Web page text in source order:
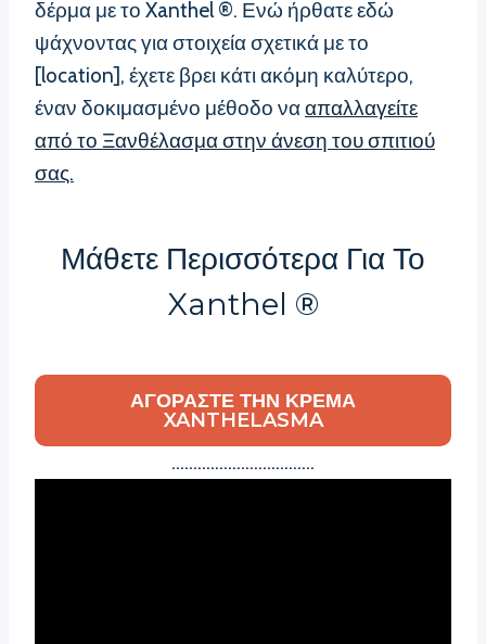
δέρμα με το Xanthel ®. Ενώ ήρθατε εδώ
ψάχνοντας για στοιχεία σχετικά με το
[location], έχετε βρει κάτι ακόμη καλύτερο,
έναν δοκιμασμένο μέθοδο νααπαλλαγείτε
από το Ξανθέλασμα στην άνεση του σπιτιού
σας.
Μάθετε Περισσότερα Για Το
Xanthel ®
ΑΓΟΡΆΣΤΕ ΤΗΝ ΚΡΈΜΑ
XANTHELASMA
……………………………